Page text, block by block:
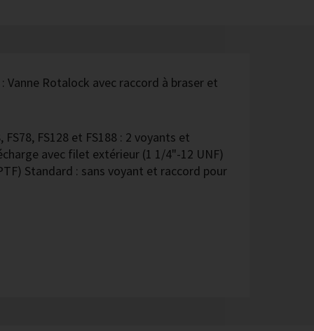
Rotalock avec raccord à braser et
FS128 et FS188 : 2 voyants et
avec filet extérieur (1 1/4"-12 UNF)
Standard : sans voyant et raccord pour